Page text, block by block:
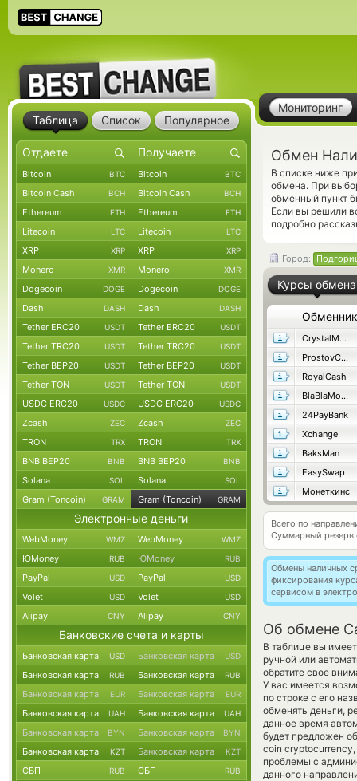
Мониторинг
Обмен
В списке ниже
обмена. При
обменный пункт
Если вы решили
подробно
Город:
Курсы обмена
Обменник
CrystalMoney
ProstovCash
RoyalCash
BlaBlaMoney
24PayBank
Xchange
BaksMan
EasySwap
Монеткинс
Всего по
Суммарный резерв
Обмены наличных
фиксирования
сервисом в
Об обмене
В таблице вы
ручной или
обратите свое
У вас имеется
по строке с его
обменять деньги,
данное время
будет предложен
coin
проблемы с
данного
Таблица Список Популярное
Bitcoin BTC Bitcoin BTC
Bitcoin Cash BCH Bitcoin Cash BCH
Ethereum ETH Ethereum ETH
Litecoin LTC Litecoin LTC
XRP XRP XRP XRP
Monero XMR Monero XMR
Dogecoin DOGE Dogecoin DOGE
Dash DASH Dash DASH
Tether ERC20 USDT Tether ERC20 USDT
Tether TRC20 USDT Tether TRC20 USDT
Tether BEP20 USDT Tether BEP20 USDT
Tether TON USDT Tether TON USDT
USDC ERC20 USDC USDC ERC20 USDC
Zcash ZEC Zcash ZEC
TRON TRX TRON TRX
BNB BEP20 BNB BNB BEP20 BNB
Solana SOL Solana SOL
Gram (Toncoin) GRAM Gram (Toncoin) GRAM
Электронные деньги
WebMoney WMZ WebMoney WMZ
ЮMoney RUB ЮMoney RUB
PayPal USD PayPal USD
Volet USD Volet USD
Alipay CNY Alipay CNY
Банковские счета и карты
Банковская карта USD Банковская карта USD
Банковская карта RUB Банковская карта RUB
Банковская карта EUR Банковская карта EUR
Банковская карта UAH Банковская карта UAH
Банковская карта BYN Банковская карта BYN
Банковская карта KZT Банковская карта KZT
СБП RUB СБП RUB